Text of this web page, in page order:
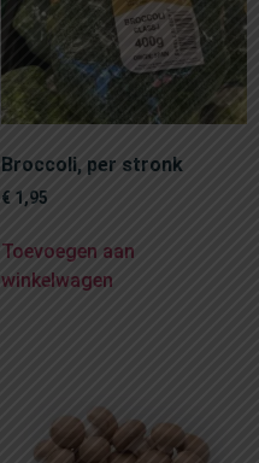
Broccoli, per stronk
€ 1,95
Toevoegen aan
winkelwagen